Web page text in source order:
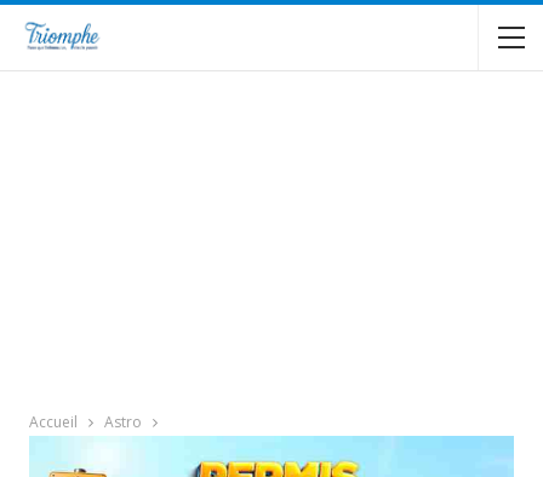
Accueil Astro